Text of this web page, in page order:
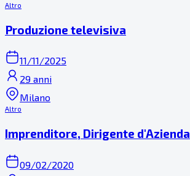
Altro
Produzione televisiva
11/11/2025
29 anni
Milano
Altro
Imprenditore, Dirigente d'Azienda
09/02/2020